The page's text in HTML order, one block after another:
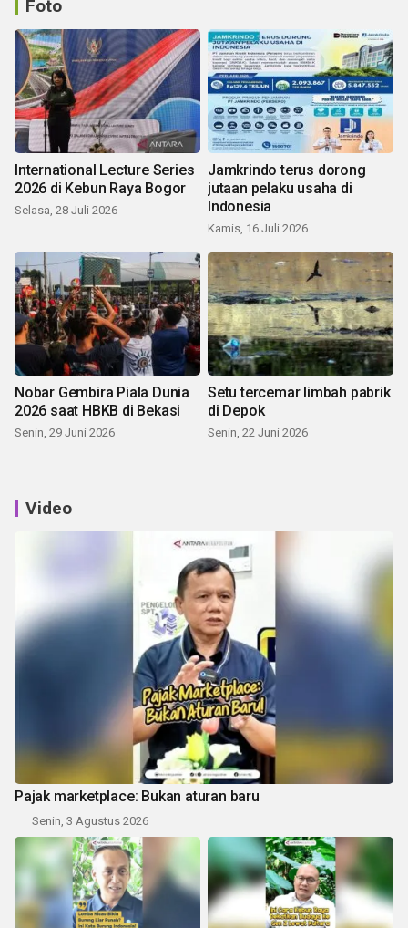
Foto
International Lecture Series
2026 di Kebun Raya Bogor
Selasa, 28 Juli 2026
Jamkrindo terus dorong
jutaan pelaku usaha di
Indonesia
Kamis, 16 Juli 2026
Nobar Gembira Piala Dunia
2026 saat HBKB di Bekasi
Senin, 29 Juni 2026
Setu tercemar limbah pabrik
di Depok
Senin, 22 Juni 2026
Video
Pajak marketplace: Bukan aturan baru
Senin, 3 Agustus 2026